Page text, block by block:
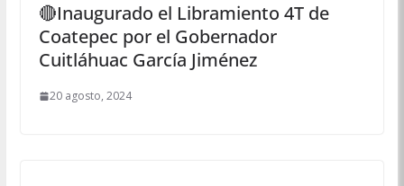
🔴Inaugurado el Libramiento 4T de
Coatepec por el Gobernador
Cuitláhuac García Jiménez
20 agosto, 2024